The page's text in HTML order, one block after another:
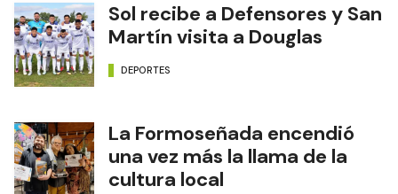
Sol recibe a Defensores y San
Martín visita a Douglas
DEPORTES
La Formoseñada encendió
una vez más la llama de la
cultura local